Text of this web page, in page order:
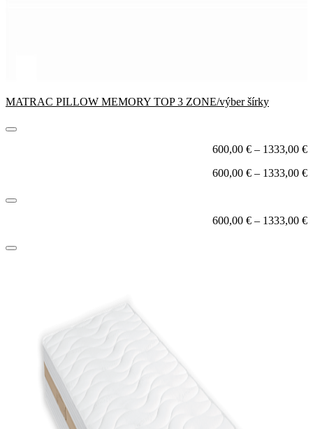
MATRAC PILLOW MEMORY TOP 3 ZONE/výber šírky
600,00 € – 1333,00 €
600,00 € – 1333,00 €
600,00 € – 1333,00 €